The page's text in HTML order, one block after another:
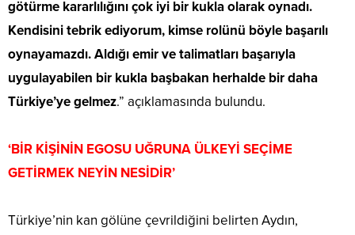
götürme kararlılığını çok iyi bir kukla olarak oynadı.
Kendisini tebrik ediyorum, kimse rolünü böyle başarılı
oynayamazdı. Aldığı emir ve talimatları başarıyla
uygulayabilen bir kukla başbakan herhalde bir daha
Türkiye’ye gelmez.” açıklamasında bulundu.
‘BİR KİŞİNİN EGOSU UĞRUNA ÜLKEYİ SEÇİME
GETİRMEK NEYİN NESİDİR’
Türkiye’nin kan gölüne çevrildiğini belirten Aydın,